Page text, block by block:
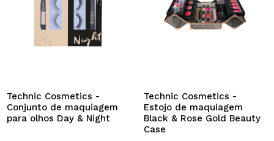
Technic Cosmetics -
Conjunto de maquiagem
para olhos Day & Night
Technic Cosmetics -
Estojo de maquiagem
Black & Rose Gold Beauty
Case